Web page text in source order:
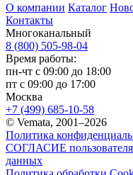
О компании Каталог
Контакты
Многоканальный
8 (800) 505-98-04
Время работы:
пн-чт с 09:00 до 18:00
пт с 09:00 до 17:00
Москва
+7 (499) 685-10-58
© Vemata, 2001–2026
Политика
СОГЛАСИЕ пользователя
данных